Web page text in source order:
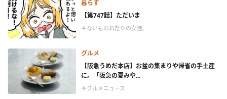
暮らす
【第747話】ただいま
＃ないものねだりの女達。
グルメ
【阪急うめだ本店】お盆の集まりや帰省の手土産
に。「阪急の夏みや...
＃グルメニュース